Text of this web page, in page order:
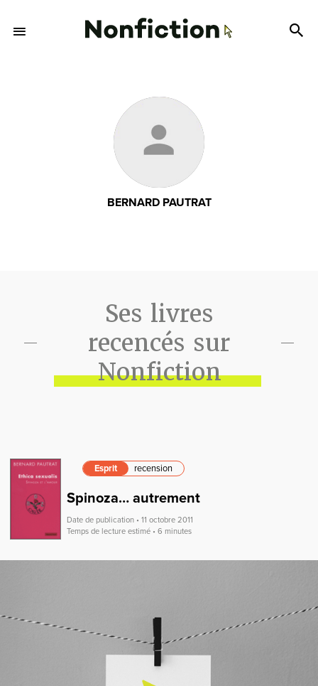
BERNARD PAUTRAT
Ses livres
recencés sur
Nonfiction
Esprit recension
Spinoza… autrement
Date de publication • 11 octobre 2011
Temps de lecture estimé • 6 minutes